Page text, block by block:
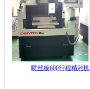
喷丝板600行程精雕机